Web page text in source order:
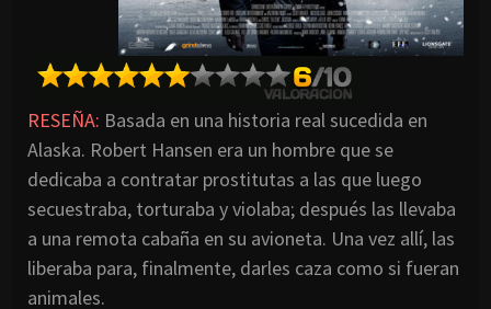
RESEÑA: Basada en una historia real sucedida en
Alaska. Robert Hansen era un hombre que se
dedicaba a contratar prostitutas a las que luego
secuestraba, torturaba y violaba; después las llevaba
a una remota cabaña en su avioneta. Una vez allí, las
liberaba para, finalmente, darles caza como si fueran
animales.